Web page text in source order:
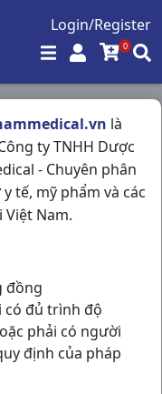
Login/Register
0
là
ty TNHH Dược
- Chuyên phân
tế, mỹ phẩm và các
Nam.
đồng
có đủ trình độ
phải có người
định của pháp